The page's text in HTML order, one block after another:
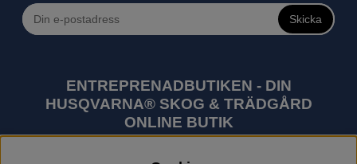
Skicka
ENTREPRENADBUTIKEN - DIN
HUSQVARNA® SKOG & TRÄDGÅRD
ONLINE BUTIK